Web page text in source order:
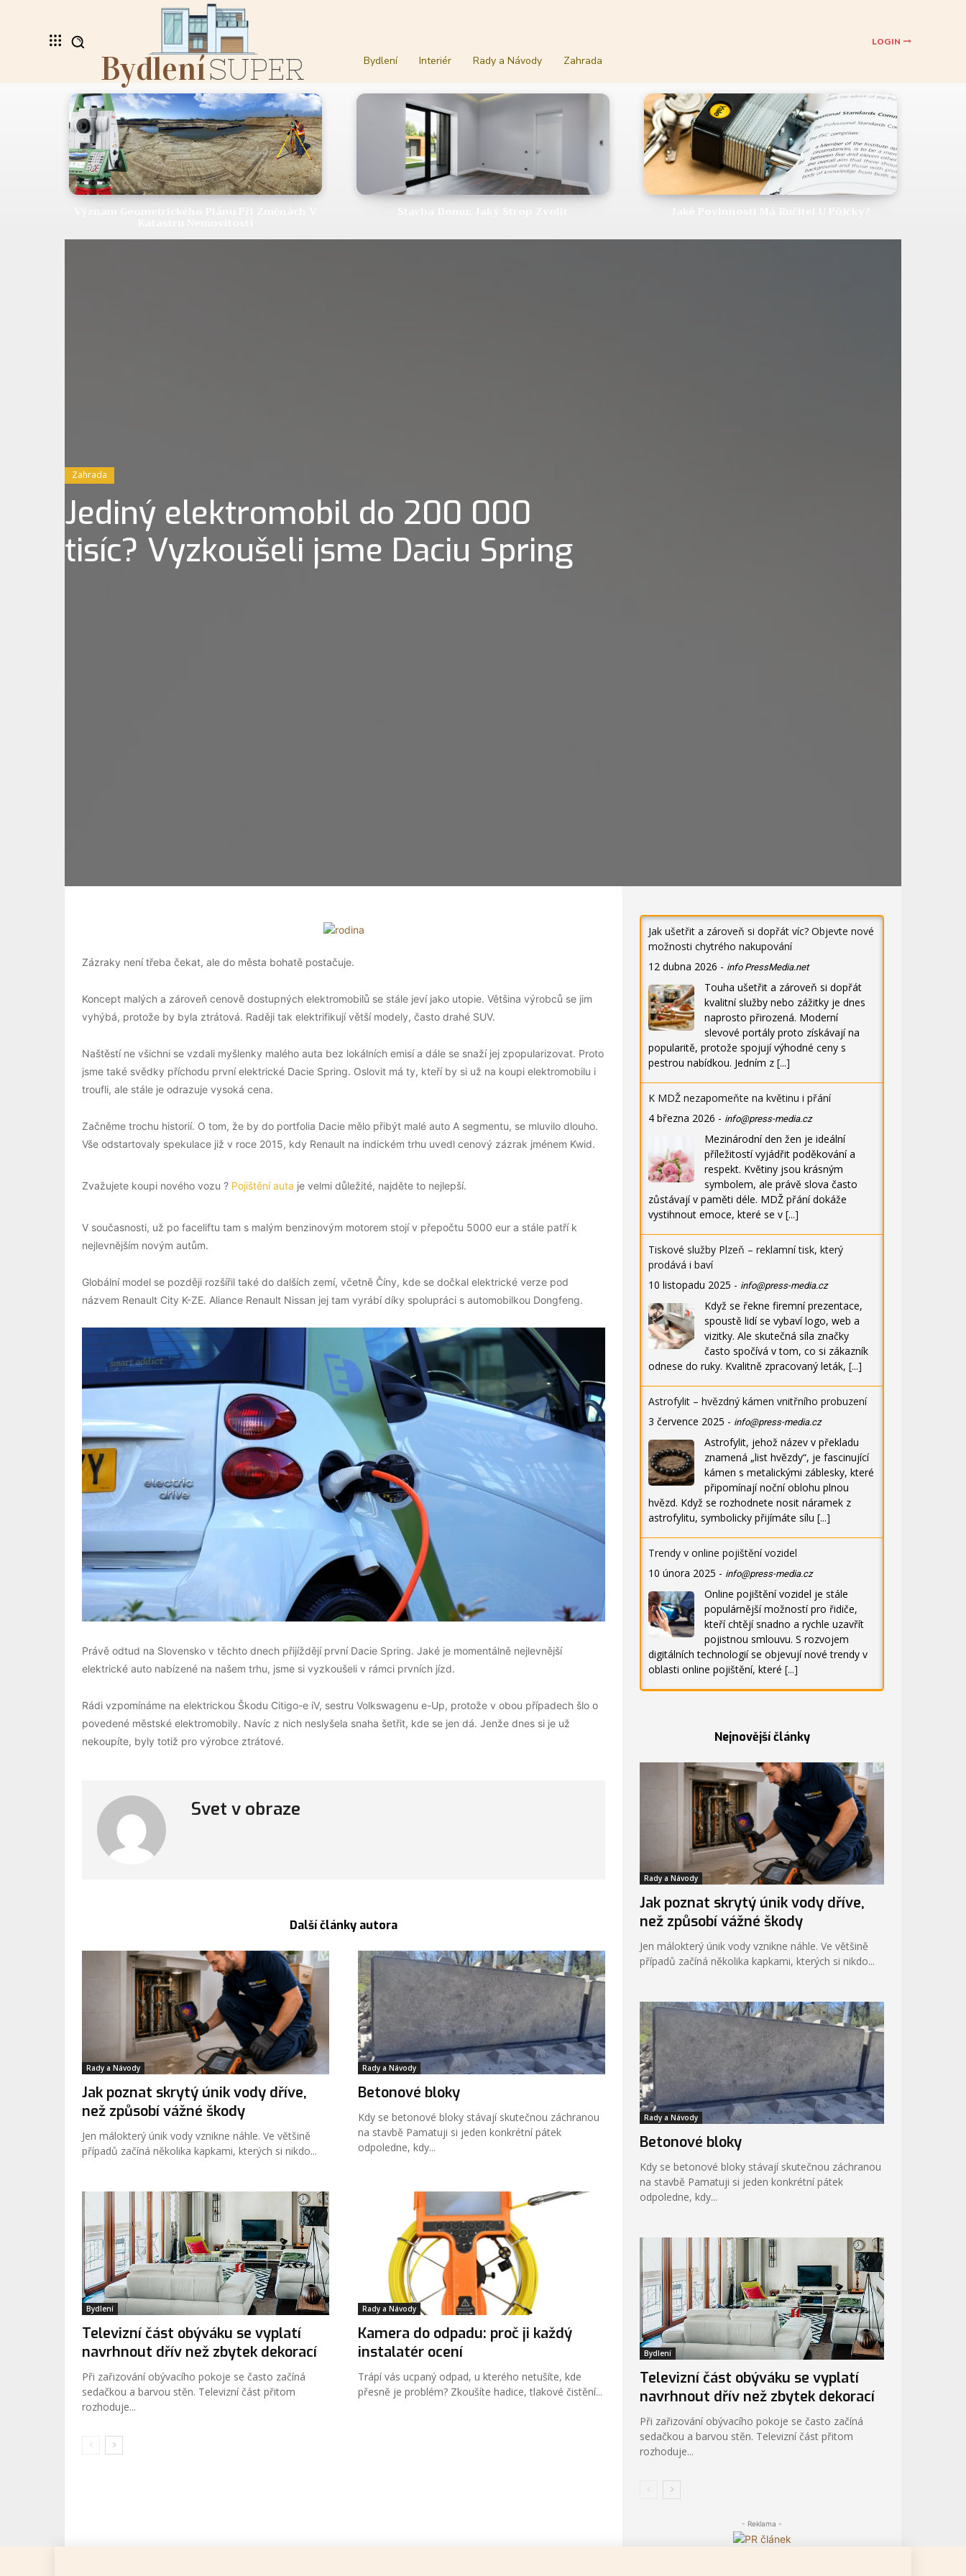
BydleníSUPER Bydlení Interiér Rady a Návody Zahrada
LOGIN
Zahrada
Jediný elektromobil do 200 000
tisíc? Vyzkoušeli jsme Daciu Spring
Zázraky není třeba čekat, ale do města bohatě postačuje.
Koncept malých a zároveň cenově dostupných elektromobilů se stále jeví jako utopie. Většina výrobců se jim
vyhýbá, protože by byla ztrátová. Raději tak elektrifikují větší modely, často drahé SUV.
Naštěstí ne všichni se vzdali myšlenky malého auta bez lokálních emisí a dále se snaží jej zpopularizovat. Proto
jsme také svědky příchodu první elektrické Dacie Spring. Oslovit má ty, kteří by si už na koupi elektromobilu i
troufli, ale stále je odrazuje vysoká cena.
Začněme trochu historií. O tom, že by do portfolia Dacie mělo přibýt malé auto A segmentu, se mluvilo dlouho.
Vše odstartovaly spekulace již v roce 2015, kdy Renault na indickém trhu uvedl cenový zázrak jménem Kwid.
Zvažujete koupi nového vozu ? Pojištění auta je velmi důležité, najděte to nejlepší.
V současnosti, už po faceliftu tam s malým benzinovým motorem stojí v přepočtu 5000 eur a stále patří k
nejlevnějším novým autům.
Globální model se později rozšířil také do dalších zemí, včetně Číny, kde se dočkal elektrické verze pod
názvem Renault City K-ZE. Aliance Renault Nissan jej tam vyrábí díky spolupráci s automobilkou Dongfeng.
Právě odtud na Slovensko v těchto dnech přijíždějí první Dacie Spring. Jaké je momentálně nejlevnější
elektrické auto nabízené na našem trhu, jsme si vyzkoušeli v rámci prvních jízd.
Rádi vzpomínáme na elektrickou Škodu Citigo-e iV, sestru Volkswagenu e-Up, protože v obou případech šlo o
povedené městské elektromobily. Navíc z nich neslyšela snaha šetřit, kde se jen dá. Jenže dnes si je už
nekoupíte, byly totiž pro výrobce ztrátové.
Svet v obraze
Další články autora
Rady a Návody
Jak poznat skrytý únik vody dříve,
než způsobí vážné škody
Jen málokterý únik vody vznikne náhle. Ve většině
případů začíná několika kapkami, kterých si nikdo...
Rady a Návody
Betonové bloky
Kdy se betonové bloky stávají skutečnou záchranou
na stavbě Pamatuji si jeden konkrétní pátek
odpoledne, kdy...
Bydlení
Televizní část obýváku se vyplatí
navrhnout dřív než zbytek dekorací
Při zařizování obývacího pokoje se často začíná
sedačkou a barvou stěn. Televizní část přitom
rozhoduje...
Rady a Návody
Kamera do odpadu: proč ji každý
instalatér ocení
Trápí vás ucpaný odpad, u kterého netušíte, kde
přesně je problém? Zkoušíte hadice, tlakové čistění...
Jak ušetřit a zároveň si dopřát víc? Objevte nové
možnosti chytrého nakupování
12 dubna 2026 - info PressMedia.net
Touha ušetřit a zároveň si dopřát
kvalitní služby nebo zážitky je dnes
naprosto přirozená. Moderní
slevové portály proto získávají na
popularitě, protože spojují výhodné ceny s
pestrou nabídkou. Jedním z [...]
K MDŽ nezapomeňte na květinu i přání
4 března 2026 - info@press-media.cz
Mezinárodní den žen je ideální
příležitostí vyjádřit poděkování a
respekt. Květiny jsou krásným
symbolem, ale právě slova často
zůstávají v paměti déle. MDŽ přání dokáže
vystihnout emoce, které se v [...]
Tiskové služby Plzeň – reklamní tisk, který
prodává i baví
10 listopadu 2025 - info@press-media.cz
Když se řekne firemní prezentace,
spoustě lidí se vybaví logo, web a
vizitky. Ale skutečná síla značky
často spočívá v tom, co si zákazník
odnese do ruky. Kvalitně zpracovaný leták, [...]
Astrofylit – hvězdný kámen vnitřního probuzení
3 července 2025 - info@press-media.cz
Astrofylit, jehož název v překladu
znamená „list hvězdy“, je fascinující
kámen s metalickými záblesky, které
připomínají noční oblohu plnou
hvězd. Když se rozhodnete nosit náramek z
astrofylitu, symbolicky přijímáte sílu [...]
Trendy v online pojištění vozidel
10 února 2025 - info@press-media.cz
Online pojištění vozidel je stále
populárnější možností pro řidiče,
kteří chtějí snadno a rychle uzavřít
pojistnou smlouvu. S rozvojem
digitálních technologií se objevují nové trendy v
oblasti online pojištění, které [...]
Nejnovější články
Rady a Návody
Jak poznat skrytý únik vody dříve,
než způsobí vážné škody
Jen málokterý únik vody vznikne náhle. Ve většině
případů začíná několika kapkami, kterých si nikdo...
Rady a Návody
Betonové bloky
Kdy se betonové bloky stávají skutečnou záchranou
na stavbě Pamatuji si jeden konkrétní pátek
odpoledne, kdy...
Bydlení
Televizní část obýváku se vyplatí
navrhnout dřív než zbytek dekorací
Při zařizování obývacího pokoje se často začíná
sedačkou a barvou stěn. Televizní část přitom
rozhoduje...
- Reklama -